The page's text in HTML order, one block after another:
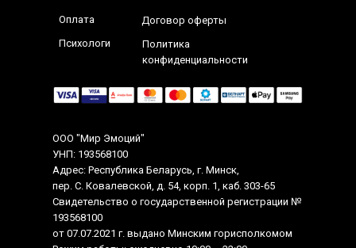
ООО "Мир Эмоций"
УНП: 193568100
Адрес: Республика Беларусь, г. Минск,
пер. С. Ковалевской, д. 54, корп. 1, каб. 303-65
Свидетельство о государственной регистрации №
193568100
от 07.07.2021 г. выдано Минским горисполкомом
Оплата
Психологи
Политика
конфиденциальности
Договор оферты